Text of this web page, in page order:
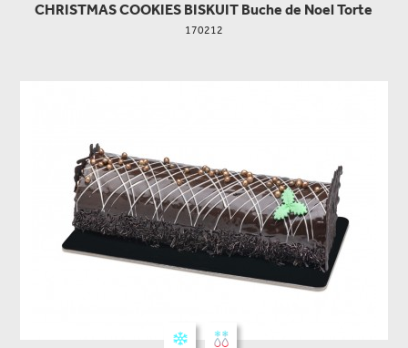
CHRISTMAS COOKIES BISKUIT Buche de Noel Torte
170212